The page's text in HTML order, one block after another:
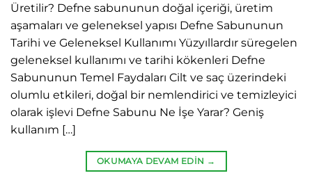
Üretilir? Defne sabununun doğal içeriği, üretim
aşamaları ve geleneksel yapısı Defne Sabununun
Tarihi ve Geleneksel Kullanımı Yüzyıllardır süregelen
geleneksel kullanımı ve tarihi kökenleri Defne
Sabununun Temel Faydaları Cilt ve saç üzerindeki
olumlu etkileri, doğal bir nemlendirici ve temizleyici
olarak işlevi Defne Sabunu Ne İşe Yarar? Geniş
kullanım […]
OKUMAYA DEVAM EDIN →